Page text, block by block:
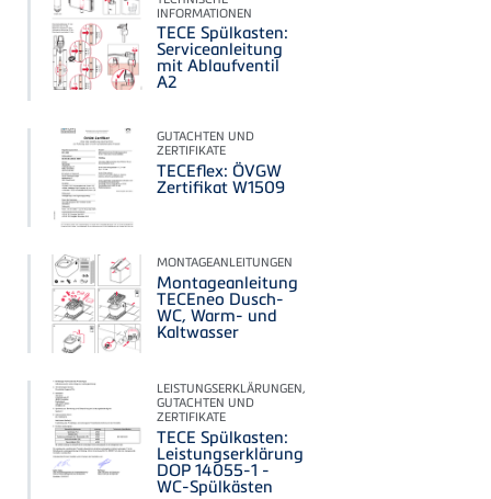
INFORMATIONEN
TECE Spülkasten:
Serviceanleitung
mit Ablaufventil
A2
GUTACHTEN UND
ZERTIFIKATE
TECEflex: ÖVGW
Zertifikat W1509
MONTAGEANLEITUNGEN
Montageanleitung
TECEneo Dusch-
WC, Warm- und
Kaltwasser
LEISTUNGSERKLÄRUNGEN,
GUTACHTEN UND
ZERTIFIKATE
TECE Spülkasten:
Leistungserklärung
DOP 14055-1 -
WC-Spülkästen